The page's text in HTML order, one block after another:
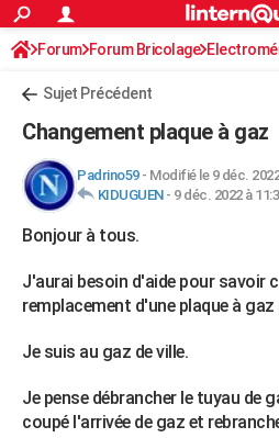
ACTUALITÉS
Politique
Société
Faits Divers
Education
Monde
Villes
+
FINANCE
Retraite
Impôts
Epargne
Immobilier
Risques naturels par ville
Banque
Assurance
Crédit
AUTO
Essais
Réserver un essai
Citadines
Berlines
SUV
Forum auto
+HIGH-TECH
Mobiles
Meilleur smartphone
Internet
Ordinateurs
Jeux vidéo
Guide high-tech
+
Art de vivre
Bien-être
Loisirs
Mode
Modes de vie
SANTE
Forum Forum Bricolage
Sujet Précédent
Changement plaque à gaz
Padrino59- Modifié le 9 déc.
KIDUGUEN- 9 déc. 2022 à
Bonjour à tous.
J'aurai besoin d'aide pour savoir
remplacement d'une plaque à gaz
Je suis au gaz de ville.
Je pense débrancher le tuyau de
coupé l'arrivée de gaz et